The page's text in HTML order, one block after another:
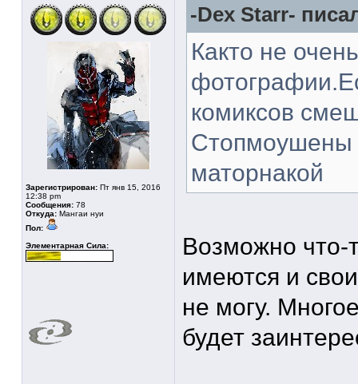
Зарегистрирован: Пт янв 15, 2016
12:38 pm
Сообщения: 78
Откуда: Мангаи нуи
Пол:
Элементарная Сила:
-Dex Starr-
Както не
комиксов
Стопмоушены
маторнакой
Возможно что-
имеются и свои
не могу.
будет